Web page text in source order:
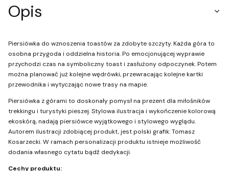
Opis
Piersiówka do wznoszenia toastów za zdobyte szczyty. Każda góra to
osobna przygoda i oddzielna historia. Po emocjonującej wyprawie
przychodzi czas na symboliczny toast i zasłużony odpoczynek. Potem
można planować już kolejne wędrówki, przewracając kolejne kartki
przewodnika i wytyczając nowe trasy na mapie.
Piersiówka z górami to doskonały pomysł na prezent dla miłośników
trekkingu i turystyki pieszej. Stylowa ilustracja i wykończenie kolorową
ekoskórą, nadają piersiówce wyjątkowego i stylowego wyglądu.
Autorem ilustracji zdobiącej produkt, jest polski grafik: Tomasz
Kosarzecki. W ramach personalizacji produktu istnieje możliwość
dodania własnego cytatu bądź dedykacji.
Cechy produktu: